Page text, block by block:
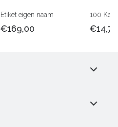
Etiket eigen naam
€169,00
100
€14,75